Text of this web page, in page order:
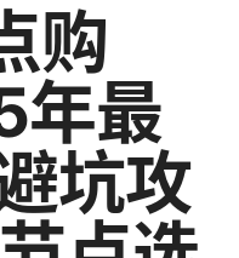
购
年最
坑攻